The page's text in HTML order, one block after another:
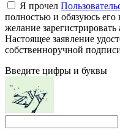
Я прочел
полностью и обязуюсь
желание
Настоящее заявление
собственноручной
Введите цифры и буквы